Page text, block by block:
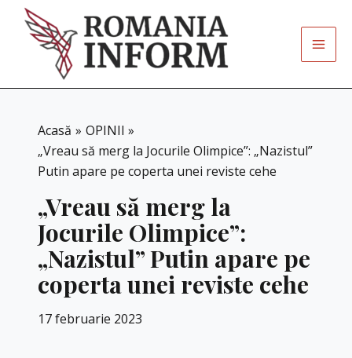
content
Acasă
OPINII
„Vreau să merg la Jocurile Olimpice”: „Nazistul”
Putin apare pe coperta unei reviste cehe
„Vreau să merg la
Jocurile Olimpice”:
„Nazistul” Putin apare pe
coperta unei reviste cehe
17 februarie 2023